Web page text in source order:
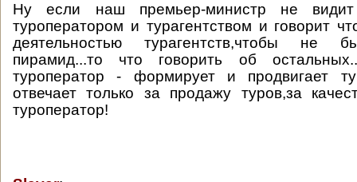
Ну если наш премьер-министр не
туроператором и турагентством и говорит
деятельностью турагентств,чтобы не
пирамид...то что говорить об
туроператор - формирует и продвигает
отвечает только за продажу туров,за
туроператор!